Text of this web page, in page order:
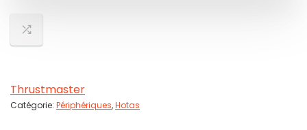
Thrustmaster
Catégorie: Périphériques,Hotas